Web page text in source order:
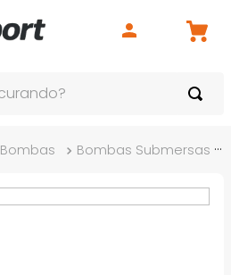
Bombas Bombas Submersas